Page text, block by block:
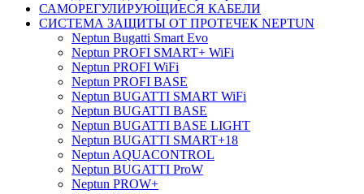
САМОРЕГУЛИРУЮЩИЕСЯ КАБЕЛИ
СИСТЕМА ЗАЩИТЫ ОТ ПРОТЕЧЕК NEPTUN
Neptun Bugatti Smart Evo
Neptun PROFI SMART+ WiFi
Neptun PROFI WiFi
Neptun PROFI BASE
Neptun BUGATTI SMART WiFi
Neptun BUGATTI BASE
Neptun BUGATTI BASE LIGHT
Neptun BUGATTI SMART+18
Neptun AQUACONTROL
Neptun BUGATTI ProW
Neptun PROW+